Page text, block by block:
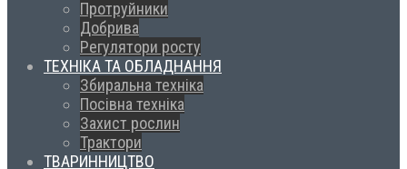
Протруйники
Добрива
Регулятори росту
ТЕХНІКА ТА ОБЛАДНАННЯ
Збиральна техніка
Посівна техніка
Захист рослин
Трактори
ТВАРИННИЦТВО